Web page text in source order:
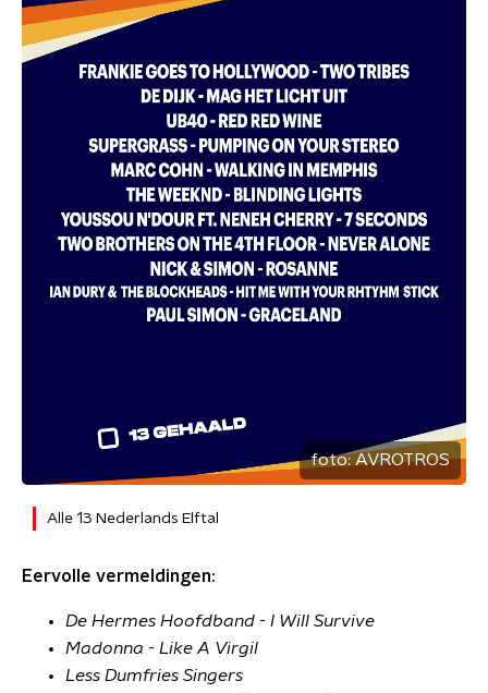
foto: AVROTROS
Alle 13 Nederlands Elftal
Eervolle vermeldingen:
De Hermes Hoofdband - I Will Survive
Madonna - Like A Virgil
Less Dumfries Singers